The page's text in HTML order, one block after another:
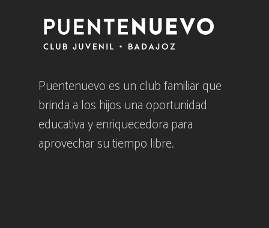
Puentenuevo es un club familiar que
brinda a los hijos una oportunidad
educativa y enriquecedora para
aprovechar su tiempo libre.